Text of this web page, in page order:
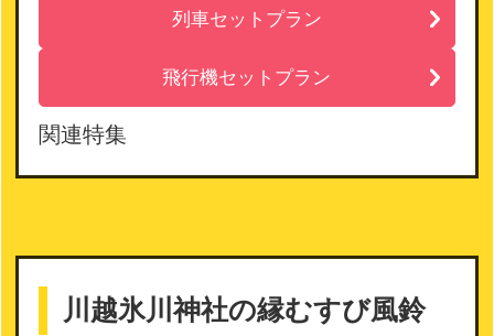
列車セットプラン
飛行機セットプラン
関連特集
川越氷川神社の縁むすび風鈴